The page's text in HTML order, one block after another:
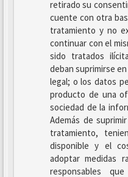
retirado su
cuente con otra
tratamiento y no
continuar con el
sido tratados
deban suprimirse
legal; o los datos
producto de una
sociedad de la
Además de
tratamiento,
disponible y el
adoptar medidas
responsables